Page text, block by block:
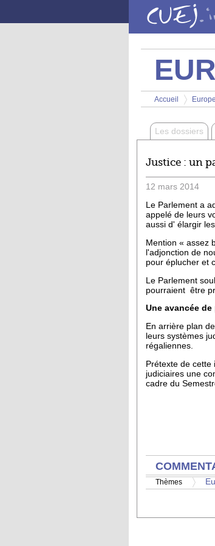
Vous êtes ici
Accueil
>
Europe
Les dossiers
Justice : un
12 mars 2014
Le Parlement a
appelé de leurs
aussi d' élargir
Mention « assez
l'adjonction de
pour éplucher et
Le Parlement
pourraient être
Une avancée
En arrière plan
leurs systèmes
régaliennes.
Prétexte de
judiciaires une
cadre du
AFFICHER
Thèmes